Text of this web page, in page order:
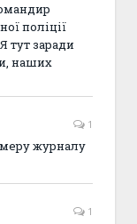
поліції
тут заради
наших
1
журналу
1